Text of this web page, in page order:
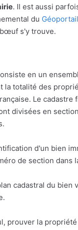
. Il est aussi
du
s'y trouve.
en un
la totalité des
Le cadastre
divisées en
d'un bien
de section dans
cadastral du bien
prouver la